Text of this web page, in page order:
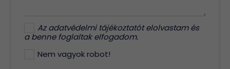
Azadatvédelmi tájékoztatótelolvastam és
a benne foglaltak elfogadom.
Nem vagyok robot!